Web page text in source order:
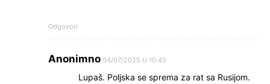
Odgovori
Anonimno 04/07/2025 U 10:45
Lupaš. Poljska se sprema za rat sa Rusijom.